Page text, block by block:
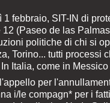
1 febbraio, SIT-IN di
12 (Paseo de las
politiche di chi si
Torino... tutti processi
Italia, come in
per
i/le compagn* per i